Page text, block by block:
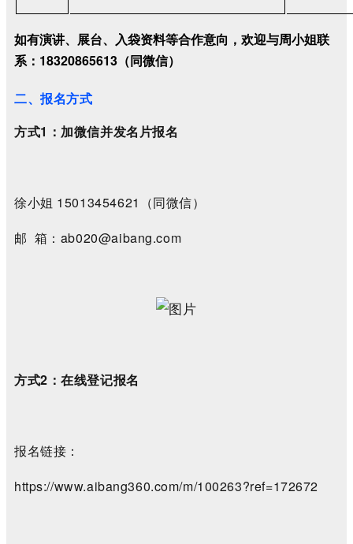
如有演讲、展台、入袋资料等合作意向，欢迎与周小姐联
系：18320865613（同微信）
二、报名方式
方式1：加微信并发名片报名
徐小姐 15013454621
（同微信）
邮 箱： ab020@aibang.com
方式2：在线登记报名
报名链接：
https://www.aibang360.com/m/100263?ref=172672